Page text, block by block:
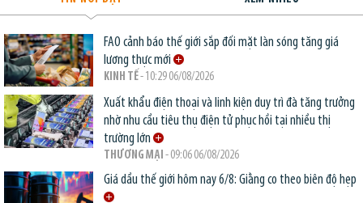
FAO cảnh báo thế giới sắp đối mặt làn sóng tăng giá
lương thực mới
KINH TẾ- 10:29 06/08/2026
Xuất khẩu điện thoại và linh kiện duy trì đà tăng trưởng
nhờ nhu cầu tiêu thụ điện tử phục hồi tại nhiều thị
trường lớn
THƯƠNG MẠI - 09:06 06/08/2026
Giá dầu thế giới hôm nay 6/8: Giằng co theo biên độ hẹp